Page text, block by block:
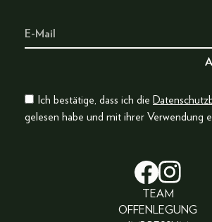
Ich bestätige, dass ich die
gelesen habe und mit ihrer Verwendung
TEAM
OFFENLEGUNG